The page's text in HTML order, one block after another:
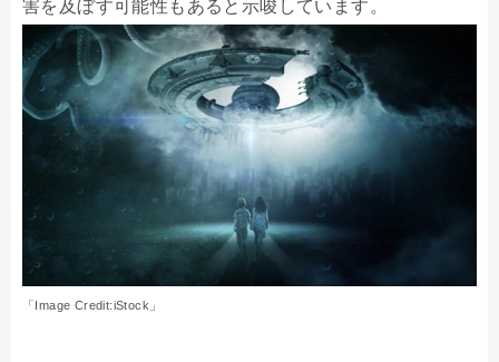
害を及ぼす可能性もあると示唆しています。
「Image Credit:iStock」